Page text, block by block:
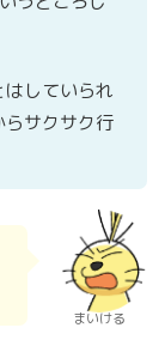
していられ
サクサク行
まいける